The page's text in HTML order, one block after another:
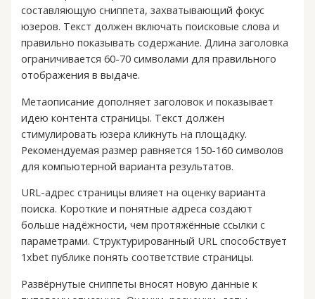
составляющую сниппета, захватывающий фокус
юзеров. Текст должен включать поисковые слова и
правильно показывать содержание. Длина заголовка
ограничивается 60-70 символами для правильного
отображения в выдаче.
Метаописание дополняет заголовок и показывает
идею контента страницы. Текст должен
стимулировать юзера кликнуть на площадку.
Рекомендуемая размер равняется 150-160 символов
для компьютерной варианта результатов.
URL-адрес страницы влияет на оценку варианта
поиска. Короткие и понятные адреса создают
больше надёжности, чем протяжённые ссылки с
параметрами. Структурированный URL способствует
1xbet публике понять соответствие страницы.
Развёрнутые сниппеты вносят новую данные к